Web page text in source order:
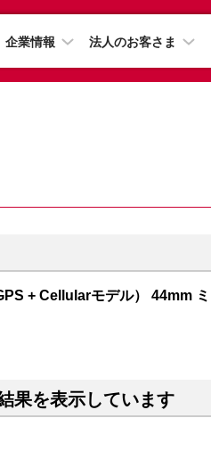
企業情報 法人のお客さま
+ Cellularモデル） 44mm
果を表示しています